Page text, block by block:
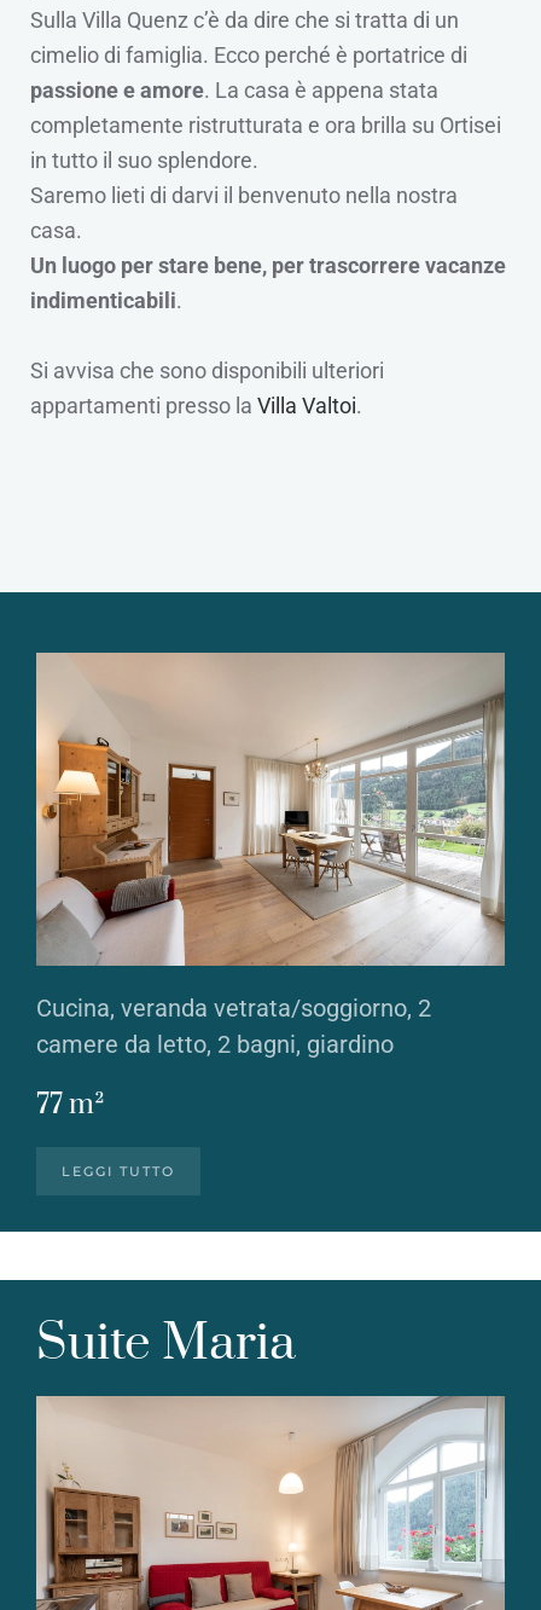
Sulla Villa Quenz c’è da dire che si tratta di un
cimelio di famiglia. Ecco perché è portatrice di
passione e amore. La casa è appena stata
completamente ristrutturata e ora brilla su Ortisei
in tutto il suo splendore.
Saremo lieti di darvi il benvenuto nella nostra
casa.
Un luogo per stare bene, per trascorrere vacanze
indimenticabili.
Si avvisa che sono disponibili ulteriori
appartamenti presso la Villa Valtoi.
Cucina, veranda vetrata/soggiorno, 2
camere da letto, 2 bagni, giardino
77 m²
LEGGI TUTTO
Suite Maria